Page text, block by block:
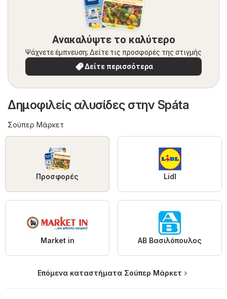
Ανακαλύψτε το καλύτερο
Ψάχνετε έμπνευση; Δείτε τις προσφορές της στιγμής
Δείτε περισσότερα
Δημοφιλείς αλυσίδες στην Spáta
Σούπερ Μάρκετ
Προσφορές Lidl
Market in ΑΒ Βασιλόπουλος
Επόμενα καταστήματα Σούπερ Μάρκετ